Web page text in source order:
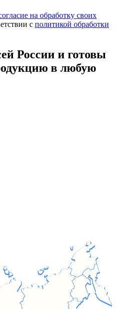
на обработку своих
с политикой обработки
России и готовы
в любую